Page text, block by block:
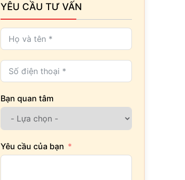
YÊU CẦU TƯ VẤN
Bạn quan tâm
Yêu cầu của bạn